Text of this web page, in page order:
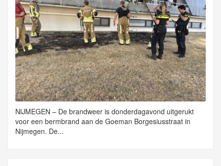
NIJMEGEN – De brandweer is donderdagavond uitgerukt
voor een bermbrand aan de Goeman Borgesiusstraat in
Nijmegen. De...